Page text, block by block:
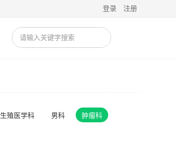
登录 注册
生殖医学科 男科 肿瘤科